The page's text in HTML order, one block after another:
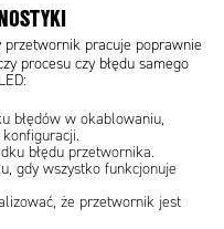
pracuje poprawnie
procesu czy błędu samego
błędów w okablowaniu,
błędu przetwornika.
gdy wszystko funkcjonuje
że przetwornik jest